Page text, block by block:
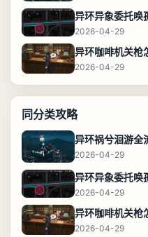
2026-04-29
异环咖啡机关枪
2026-04-29
同分类攻略
异环祸兮洄游全
2026-04-29
2026-04-29
异环咖啡机关枪
2026-04-29